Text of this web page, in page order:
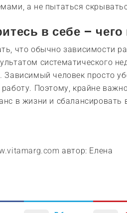
а не пытаться
в себе –
что обычно зависимости
систематического
Зависимый человек просто
Поэтому, крайне
в жизни и сбалансировать
автор: Елена